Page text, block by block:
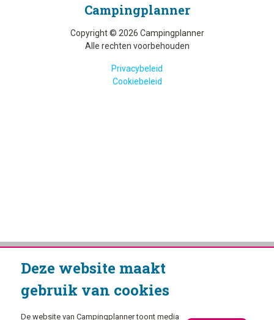
Camping­planner
Copyright © 2026 Campingplanner
Alle rechten voorbehouden
Privacybeleid
Cookiebeleid
Deze website maakt
gebruik van cookies
De website van Campingplanner toont media